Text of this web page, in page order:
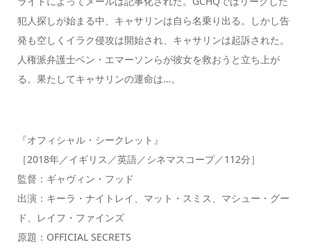
犯人探しが始まる中、キャサリンは自ら名乗り出る。しかし告
発も空しくイラク侵攻は開始され、キャサリンは起訴された。
人権派弁護士ベン・エマーソンらが彼女を救おうと立ち上が
る。果たしてキャサリンの運命は…。
『オフィシャル・シークレット』
［2018年／イギリス／英語／シネマスコープ／112分］
監督：ギャヴィン・フッド
出演：キーラ・ナイトレイ、マット・スミス、マシュー・グー
ド、レイフ・ファインズ
原題：OFFICIAL SECRETS